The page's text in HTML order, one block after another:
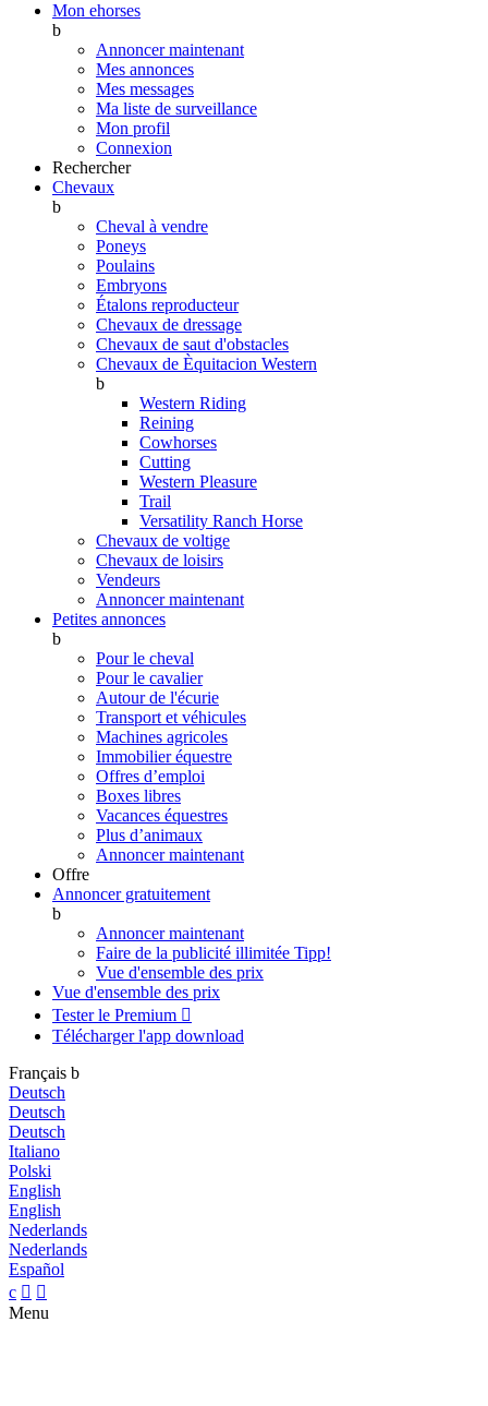
Mon ehorses
b
Annoncer maintenant
Mes annonces
Mes messages
Ma liste de surveillance
Mon profil
Connexion
Rechercher
Chevaux
b
Cheval à vendre
Poneys
Poulains
Embryons
Étalons reproducteur
Chevaux de dressage
Chevaux de saut d'obstacles
Chevaux de Èquitacion Western
b
Western Riding
Reining
Cowhorses
Cutting
Western Pleasure
Trail
Versatility Ranch Horse
Chevaux de voltige
Chevaux de loisirs
Vendeurs
Annoncer maintenant
Petites annonces
b
Pour le cheval
Pour le cavalier
Autour de l'écurie
Transport et véhicules
Machines agricoles
Immobilier équestre
Offres d’emploi
Boxes libres
Vacances équestres
Plus d’animaux
Annoncer maintenant
Offre
Annoncer gratuitement
b
Annoncer maintenant
Faire de la publicité illimitée Tipp!
Vue d'ensemble des prix
Vue d'ensemble des prix
Tester le Premium 
Télécharger l'app download
Français b
Deutsch
Deutsch
Deutsch
Italiano
Polski
English
English
Nederlands
Nederlands
Español
c  
Menu